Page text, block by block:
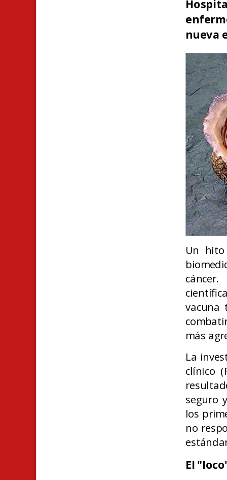
nueva
Un
vacuna
más
La
clínico
seguro
los
no
El